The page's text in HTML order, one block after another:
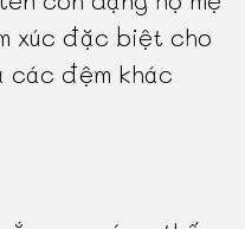
xúc đặc biệt cho
các đệm khác